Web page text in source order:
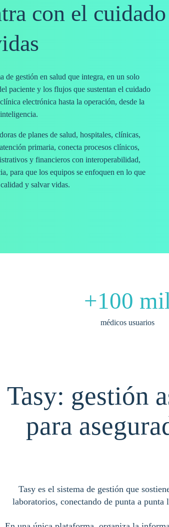
con el
de gestión en salud que integra, en un solo
paciente y los flujos que sustentan el cuidado
electrónica hasta la operación, desde la
de planes de salud, hospitales, clínicas,
primaria, conecta procesos clínicos,
y financieros con interoperabilidad,
para que los equipos se enfoquen en lo que
y salvar vidas.
+100
médicos usuarios
Tasy: gestión
para
Tasy es el sistema de gestión que
laboratorios, conectando de punta a